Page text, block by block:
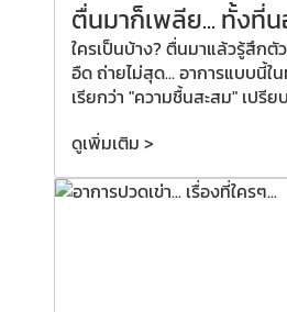
ตื่นมาก็เพลีย... ทั้งที่น
ใครเป็นบ้าง? ตื่นมาแล้วรู้สึก
อืด ถ่ายไม่สุด... อาการแบบนี้
เรียกว่า "ความชื้นสะสม" เปรีย
ดูเพิ่มเติม >